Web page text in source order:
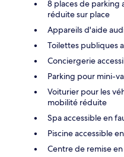
8 places de parking
réduite sur place
Appareils d'aide
Toilettes publiques
Conciergerie
Parking pour mini-
Voiturier pour les
mobilité réduite
Spa accessible en
Piscine accessible
Centre de remise